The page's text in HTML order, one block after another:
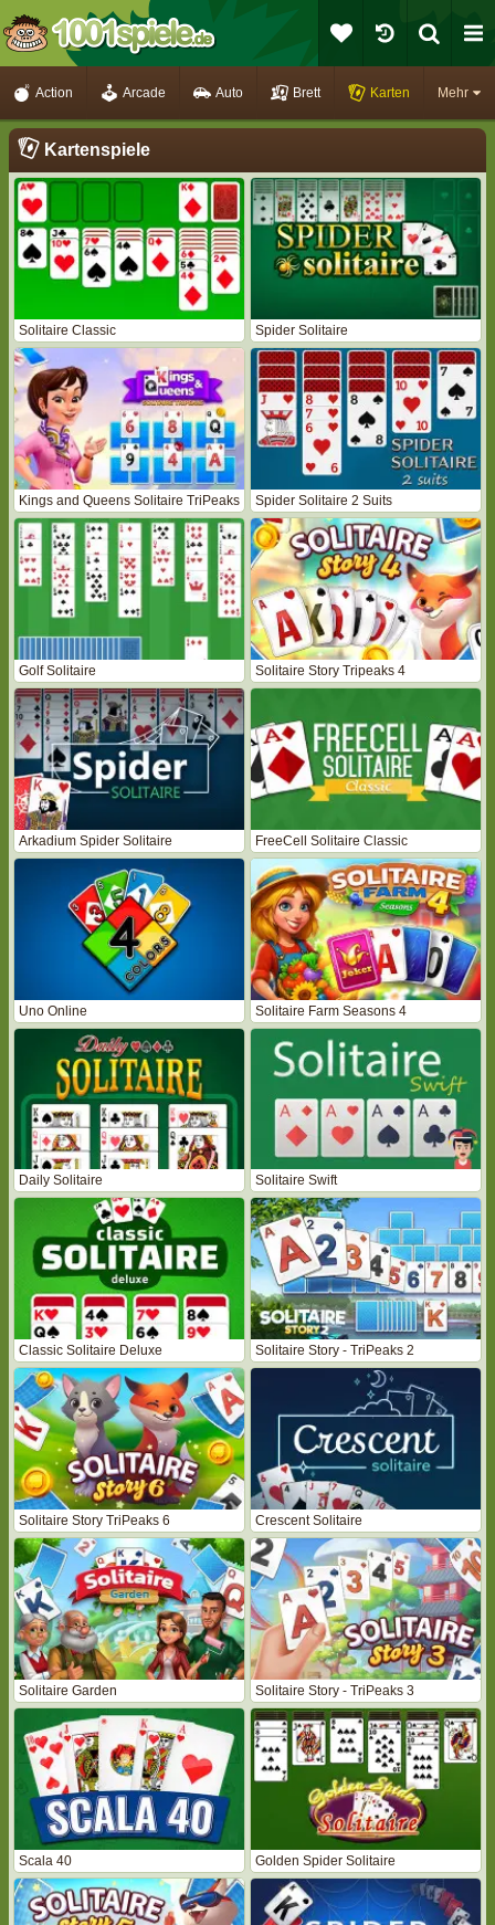
Mehr
Action Arcade Auto Brett Karten
Kartenspiele
Solitaire Classic Spider Solitaire
Kings and Queens Solitaire TriPeaks Spider Solitaire 2 Suits
Golf Solitaire Solitaire Story Tripeaks 4
Arkadium Spider Solitaire FreeCell Solitaire Classic
Uno Online Solitaire Farm Seasons 4
Daily Solitaire Solitaire Swift
Classic Solitaire Deluxe Solitaire Story - TriPeaks 2
Solitaire Story TriPeaks 6 Crescent Solitaire
Solitaire Garden Solitaire Story - TriPeaks 3
Scala 40 Golden Spider Solitaire